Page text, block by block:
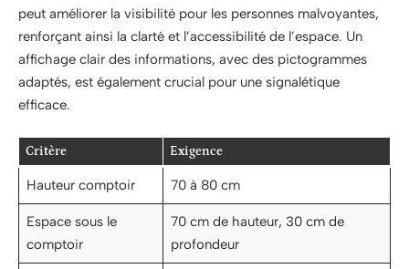
peut améliorer la visibilité pour les personnes malvoyantes,
renforçant ainsi la clarté et l’accessibilité de l’espace. Un
affichage clair des informations, avec des pictogrammes
adaptés, est également crucial pour une signalétique
efficace.
Critère Exigence
Hauteur comptoir 70 à 80 cm
Espace sous le
comptoir
70 cm de hauteur, 30 cm de
profondeur